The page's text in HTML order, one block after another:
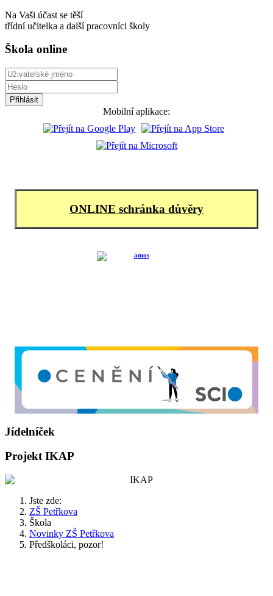
Na Vaši účast se těší
třídní učitelka a další pracovníci školy
Škola online
Mobilní aplikace:
ONLINE schránka důvěry
Jídelníček
Projekt IKAP
Jste zde:
ZŠ Petřkova
Škola
Novinky ZŠ Petřkova
Předškoláci, pozor!